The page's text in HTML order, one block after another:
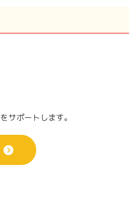
サポートします。